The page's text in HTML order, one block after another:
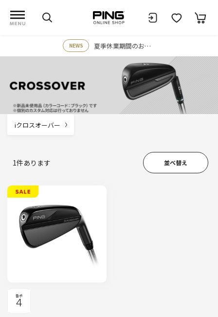
NEWS 夏季休業期間のお知らせ
iクロスオーバー
並べ替え
1件あります